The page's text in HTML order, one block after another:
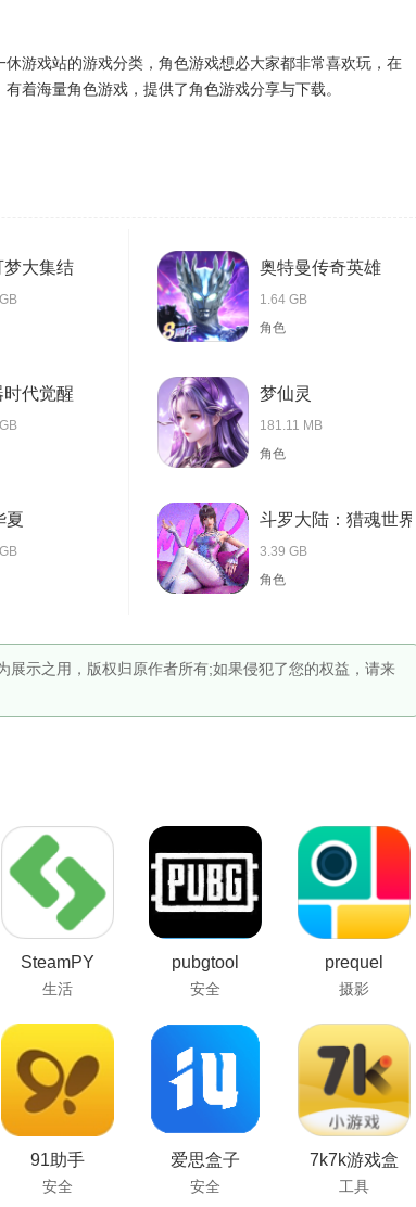
休游戏站的游戏分类，角色游戏想必大家都非常喜欢玩，在
有着海量角色游戏，提供了角色游戏分享与下载。
梦大集结 奥特曼传奇英雄
1.64 GB
角色
时代觉醒 梦仙灵
181.11 MB
角色
夏 斗罗大陆：猎魂世界
3.39 GB
角色
示之用，版权归原作者所有;如果侵犯了您的权益，请来
SteamPY
生活
pubgtool
安全
prequel
摄影
91助手
安全
爱思盒子
安全
7k7k游戏盒
工具